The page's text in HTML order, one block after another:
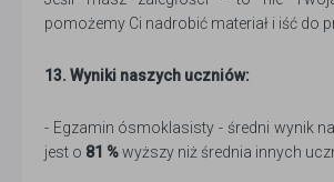
pomożemy Ci nadrobić materiał i iść do
13. Wyniki naszych uczniów:
- Egzamin ósmoklasisty - średni wynik
jest o 81 %wyższy niż średnia innych